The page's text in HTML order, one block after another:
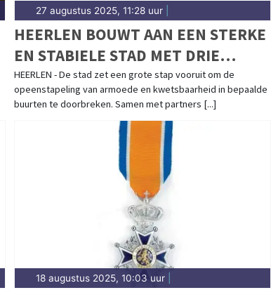
27 augustus 2025, 11:28 uur|
HEERLEN BOUWT AAN EEN STERKE
EN STABIELE STAD MET DRIE
NIEUWE WOONPIJLERS
HEERLEN - De stad zet een grote stap vooruit om de
opeenstapeling van armoede en kwetsbaarheid in bepaalde
buurten te doorbreken. Samen met partners [...]
18 augustus 2025, 10:03 uur|